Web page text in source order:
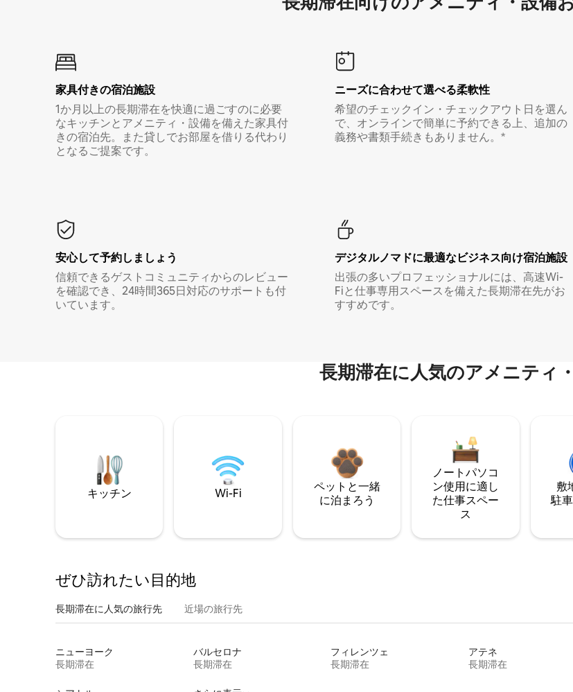
家具付き⁠の宿⁠泊⁠施⁠設
1か月以上の長期滞在を快適に過ごすのに必要
なキッチンとアメニティ・設備を備えた家具付
きの宿泊先。また貸しでお部屋を借りる代わり
となるご提案です。
ニーズに合わせて選べる柔軟性
希望のチェックイン・チェックアウト日を選ん
で、オンラインで簡単に予約できる上、追加の
義務や書類手続きもありません。*
安心して予約しましょう
信頼できるゲストコミュニティからのレビュー
を確認でき、24時間365日対応のサポートも付
いています。
デジタルノマド⁠に最⁠適⁠なビ⁠ジ⁠ネ⁠ス⁠向⁠け宿⁠泊⁠施⁠設
出張の多いプロフェッショナルには、高速Wi-
Fiと仕事専用スペースを備えた長期滞在先がお
すすめです。
長期滞在に人気のアメニティ
キッチン Wi-Fi
ペットと一緒
に泊まろう
ノートパソコ
ン使用に適し
た仕事スペー
ス
敷
駐⁠
ぜひ訪⁠れ⁠た⁠い目⁠的⁠地
長期滞在に人気の旅行先 近場の旅行先
ニューヨーク
長期滞在
バルセロナ
長期滞在
フィレンツェ
長期滞在
アテネ
長期滞在